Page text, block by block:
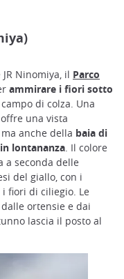
Ninomiya, il Parco
ammirare i fiori sotto
di colza. Una
una vista
ma anche della baia di
lontananza. Il colore
a seconda delle
del giallo, con i
fiori di ciliegio. Le
ortensie e dai
lascia il posto al